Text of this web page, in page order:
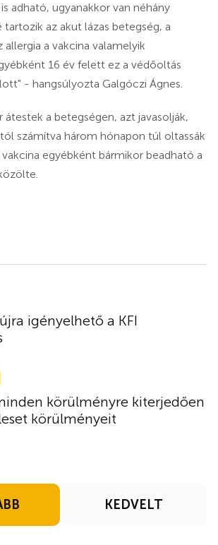
adható, ugyanakkor van néhány
tartozik az akut lázas betegség, a
allergia a vakcina valamelyik
16 év felett ez a védőoltás
- hangsúlyozta Galgóczi Ágnes.
átestek a betegségen, azt javasolják,
számítva három hónapon túl oltassák
egyébként bármikor beadható a
igényelhető a KFI
körülményre kiterjedően
körülményeit
KEDVELT